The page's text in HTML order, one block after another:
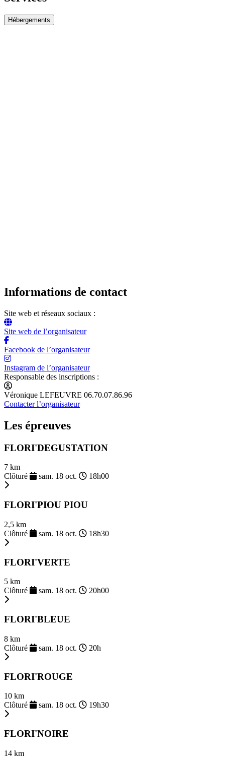
Hébergements
Informations de contact
Site web et réseaux sociaux :
Site web de l’organisateur
Facebook de l’organisateur
Instagram de l’organisateur
Responsable des inscriptions :
Véronique LEFEUVRE 06.70.07.86.96
Contacter l’organisateur
Les épreuves
FLORI'DEGUSTATION
7 km
Clôturé
sam. 18 oct. 18h00
FLORI'PIOU PIOU
2,5 km
Clôturé
sam. 18 oct. 18h30
FLORI'VERTE
5 km
Clôturé
sam. 18 oct. 20h00
FLORI'BLEUE
8 km
Clôturé
sam. 18 oct. 20h
FLORI'ROUGE
10 km
Clôturé
sam. 18 oct. 19h30
FLORI'NOIRE
14 km